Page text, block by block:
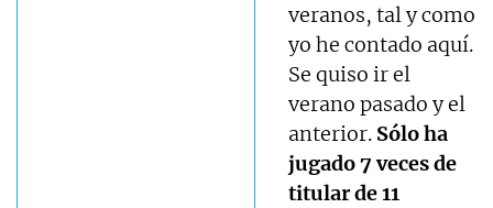
veranos, tal y como
yo he contado aquí.
Se quiso ir el
verano pasado y el
anterior. Sólo ha
jugado 7 veces de
titular de 11